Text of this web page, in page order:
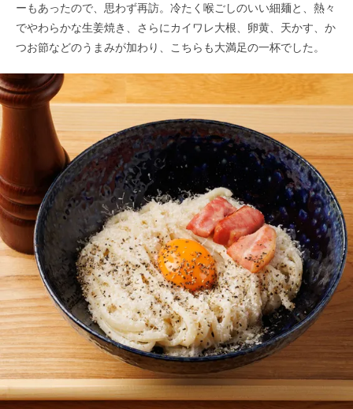
ーもあったので、思わず再訪。冷たく喉ごしのいい細麺と、熱々
でやわらかな生姜焼き、さらにカイワレ大根、卵黄、天かす、か
つお節などのうまみが加わり、こちらも大満足の一杯でした。